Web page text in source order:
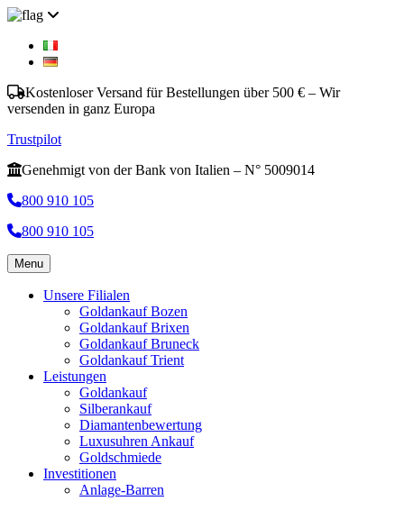
Kostenloser Versand für Bestellungen über 500 € – Wir
versenden in ganz Europa
Trustpilot
Genehmigt von der Bank von Italien – N° 5009014
800 910 105
800 910 105
Menu
Unsere Filialen
Goldankauf Bozen
Goldankauf Brixen
Goldankauf Bruneck
Goldankauf Trient
Leistungen
Goldankauf
Silberankauf
Diamantenbewertung
Luxusuhren Ankauf
Goldschmiede
Investitionen
Anlage-Barren